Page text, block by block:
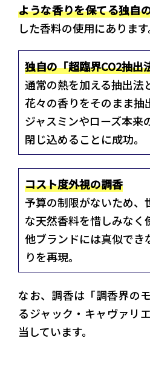
ような香りを保てる独自
した香料の使用にあります
独自の「超臨界CO2抽出
通常の熱を加える抽出法
花々の香りをそのまま抽
ジャスミンやローズ本来
閉じ込めることに成功。
コスト度外視の調香
予算の制限がないため、
な天然香料を惜しみなく
他ブランドには真似でき
りを再現。
なお、調香は「調香界の
るジャック・キャヴァリ
当しています。